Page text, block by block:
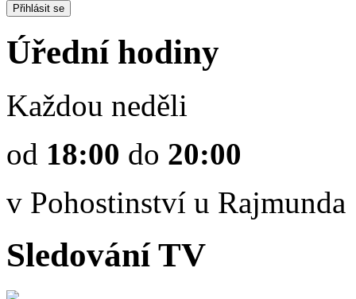
Úřední hodiny
Každou neděli
od 18:00 do 20:00
v Pohostinství u Rajmunda
Sledování TV